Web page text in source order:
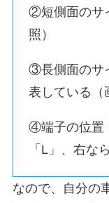
②短側面のサ
照）
③長側面のサ
表している（
④端子の位置
「L」、右な
なので、自分の